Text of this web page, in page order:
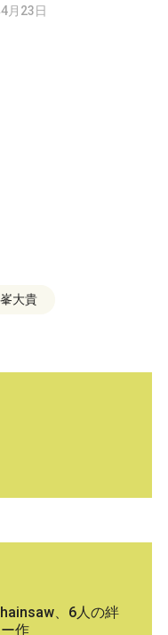
月23日
峯大貴
、6人の絆
作